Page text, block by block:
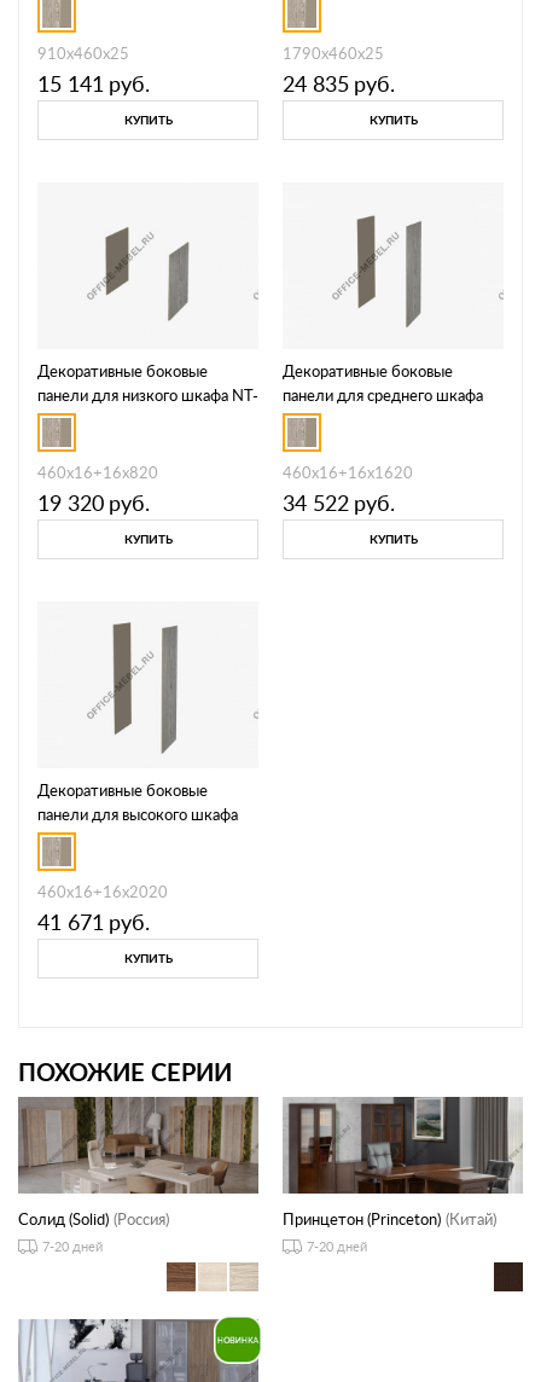
910х460х25
15 141 руб.
КУПИТЬ
1790х460х25
24 835 руб.
КУПИТЬ
Декоративные боковые
панели для низкого шкафа NT-
61
460х16+16х820
19 320 руб.
КУПИТЬ
Декоративные боковые
панели для среднего шкафа
NT-62
460х16+16х1620
34 522 руб.
КУПИТЬ
Декоративные боковые
панели для высокого шкафа
NT-63
460х16+16х2020
41 671 руб.
КУПИТЬ
ПОХОЖИЕ СЕРИИ
Солид (Solid) (Россия)
7-20 дней
Принцетон (Princeton) (Китай)
7-20 дней